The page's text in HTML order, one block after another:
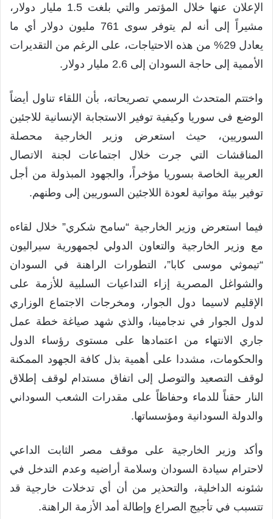
الإعلان عنها خلال المؤتمر والتي بلغت 1.5 مليار دولار،
مشيراً إلى أنه لم يتوفر سوى 761 مليون دولار أي ما
يعادل 29% من هذه الاحتياجات، على الرغم من التقديرات
الأممية إلى حاجة السودان إلى 2.6 مليار دولار.
واختتم المتحدث الرسمي تصريحاته، بأن اللقاء تناول أيضاً
الوضع فى سوريا وكيفية توفير الاستجابة الإنسانية للاجئين
السوريين، حيث استعرض وزير الخارجية محصلة
المناقشات التي جرت خلال اجتماعات لجنة الاتصال
العربية الخاصة بسوريا مؤخراً، والجهود المبذولة من أجل
توفير بيئة مواتية لعودة اللاجئين السوريين إلى وطنهم.
فيما استعرض وزير الخارجية “سامح شكري” خلال لقاءه
مع وزير الخارجية والتعاون الدولي لجمهورية سيراليون
“تيموثي موسى كابا”، التطورات الراهنة في السودان
والشواغل المصرية إزاء التداعيات السلبية للأزمة على
الإقليم لاسيما دول الجوار، ومخرجات الاجتماع الوزاري
لدول الجوار في ندجامينا، والذي شهد صياغة خطة عمل
جاري الانتهاء من اعتمادها على مستوى رؤساء الدول
والحكومات، مشددا على أهمية بذل كافة الجهود الممكنة
لوقف التصعيد والتوصل إلى اتفاق مستدام لوقف إطلاق
النار حقناً للدماء وحفاظاً على مقدرات الشعب السوداني
والدولة السودانية ومؤسساتها.
وأكد وزير الخارجية على موقف مصر الثابت الداعي
لاحترام سيادة السودان وسلامة أراضيه وعدم التدخل في
شئونه الداخلية، والتحذير من أن أي تدخلات خارجية قد
تتسبب في تأجيج الصراع وإطالة أمد الأزمة الراهنة.